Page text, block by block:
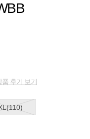
품 후기 보기